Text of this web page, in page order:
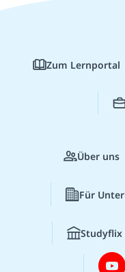
Zum Lernportal
Über uns
Für
Studyflix